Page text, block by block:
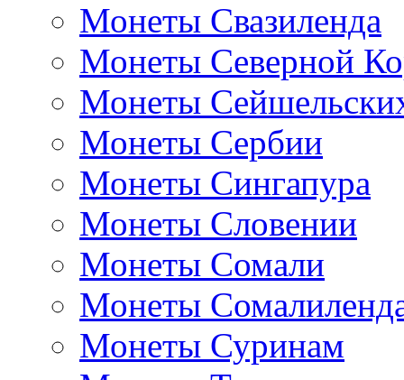
Монеты Свазиленда
Монеты Северной
Монеты
Монеты Сербии
Монеты Сингапура
Монеты Словении
Монеты Сомали
Монеты
Монеты Суринам